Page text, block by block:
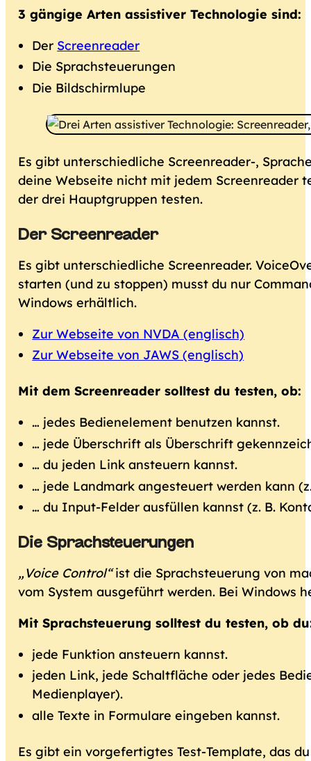
3 gängige Arten assistiver Technologie sind:
Der Screenreader
Die Sprachsteuerungen
Die Bildschirmlupe
Es gibt unterschiedliche Screenreader-,
deine Webseite nicht mit jedem Screenreader
der drei Hauptgruppen testen.
Der Screenreader
Es gibt unterschiedliche Screenreader.
starten (und zu stoppen) musst du nur
Windows erhältlich.
Zur Webseite von NVDA (englisch)
Zur Webseite von JAWS (englisch)
Mit dem Screenreader solltest du testen, ob:
… jedes Bedienelement benutzen kannst.
… jede Überschrift als Überschrift
… du jeden Link ansteuern kannst.
… jede Landmark angesteuert werden kann
… du Input-Felder ausfüllen kannst (z. B.
Die Sprachsteuerungen
„Voice Control“ist die Sprachsteuerung von
vom System ausgeführt werden. Bei Windows
Mit Sprachsteuerung solltest du testen, ob
jede Funktion ansteuern kannst.
jeden Link, jede Schaltfläche oder jedes
Medienplayer).
alle Texte in Formulare eingeben kannst.
Es gibt ein vorgefertigtes Test-Template, das